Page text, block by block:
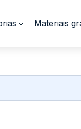
Materiais